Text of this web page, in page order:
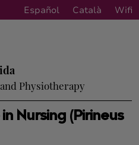
Español Català Wifi
Nursing (Pirineus
Physiotherapy